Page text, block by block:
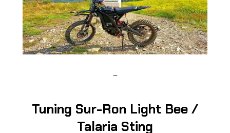
–
Tuning Sur-Ron Light Bee /
Talaria Sting